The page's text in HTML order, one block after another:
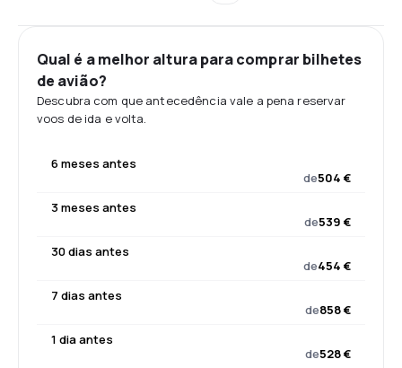
Qual é a melhor altura para comprar bilhetes
de avião?
Descubra com que antecedência vale a pena reservar
voos de ida e volta.
6 meses antes
de504 €
3 meses antes
de539 €
30 dias antes
de454 €
7 dias antes
de858 €
1 dia antes
de528 €